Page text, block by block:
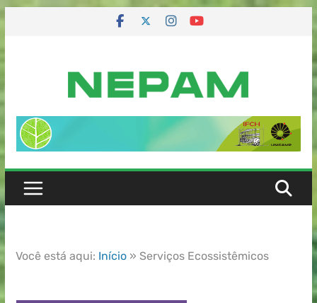
Você está aqui: Início» Serviços Ecossistêmicos